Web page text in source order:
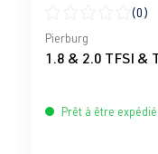
Note moyenne de
(0)
Pierburg
1.8 & 2.0 TFSI &
Prêt à être